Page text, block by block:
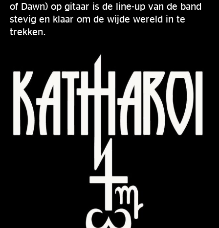
of Dawn) op gitaar is de line-up van de band
stevig en klaar om de wijde wereld in te
trekken.